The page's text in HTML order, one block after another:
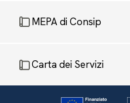
MEPA di Consip
Carta dei Servizi